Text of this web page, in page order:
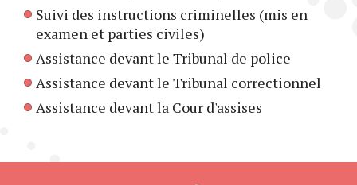
Suivi des instructions criminelles (mis en
examen et parties civiles)
Assistance devant le Tribunal de police
Assistance devant le Tribunal correctionnel
Assistance devant la Cour d'assises